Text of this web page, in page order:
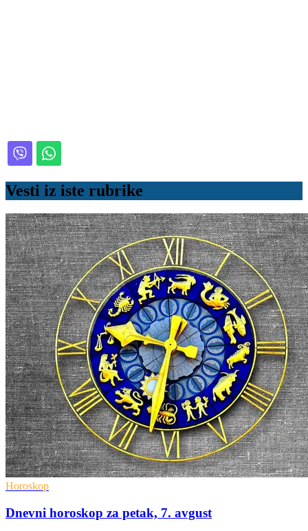
Vesti iz iste rubrike
Horoskop
Dnevni horoskop za petak, 7. avgust